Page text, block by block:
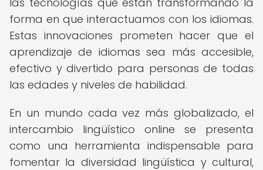
forma en que interactuamos con los idiomas.
Estas innovaciones prometen hacer que el
aprendizaje de idiomas sea más accesible,
efectivo y divertido para personas de todas
las edades y niveles de habilidad.
En un mundo cada vez más globalizado, el
intercambio lingüístico online se presenta
como una herramienta indispensable para
fomentar la diversidad lingüística y cultural,